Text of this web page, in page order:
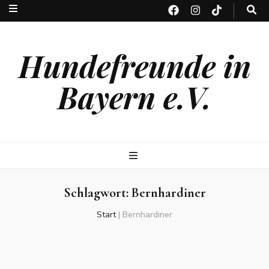
Hundefreunde in
Bayern e.V.
Schlagwort:Bernhardiner
Start | Bernhardiner